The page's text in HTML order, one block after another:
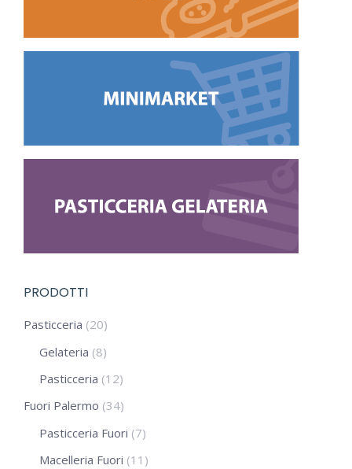
PRODOTTI
Pasticceria (20)
Gelateria (8)
Pasticceria (12)
Fuori Palermo (34)
Pasticceria Fuori (7)
Macelleria Fuori (11)